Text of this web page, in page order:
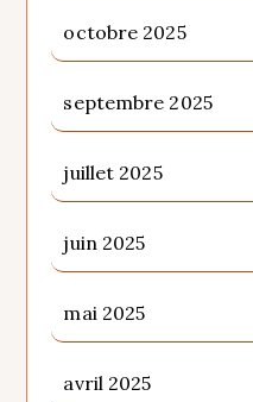
octobre 2025
septembre 2025
juillet 2025
juin 2025
mai 2025
avril 2025